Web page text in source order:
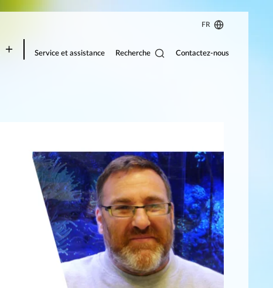
FR
Service et assistance Recherche Contactez-nous